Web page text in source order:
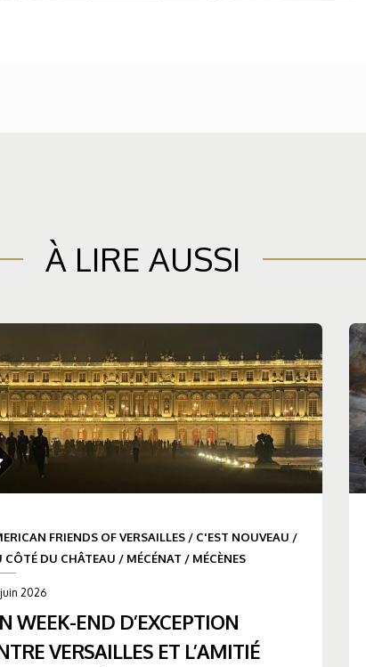
À LIRE AUSSI
FRIENDS OF VERSAILLES/ C'EST NOUVEAU /
CÔTÉ DU CHÂTEAU / MÉCÉNAT / MÉCÈNES
2026
WEEK-END D’EXCEPTION
VERSAILLES ET L’AMITIÉ